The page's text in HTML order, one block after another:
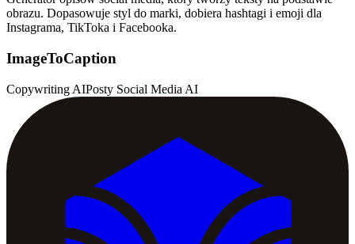
obrazu. Dopasowuje styl do marki, dobiera hashtagi i emoji dla
Instagrama, TikToka i Facebooka.
ImageToCaption
Copywriting AIPosty Social Media AI